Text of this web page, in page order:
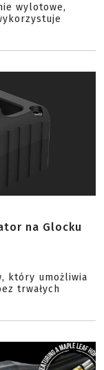
wylotowe,
na Glocku
który umożliwia
trwałych